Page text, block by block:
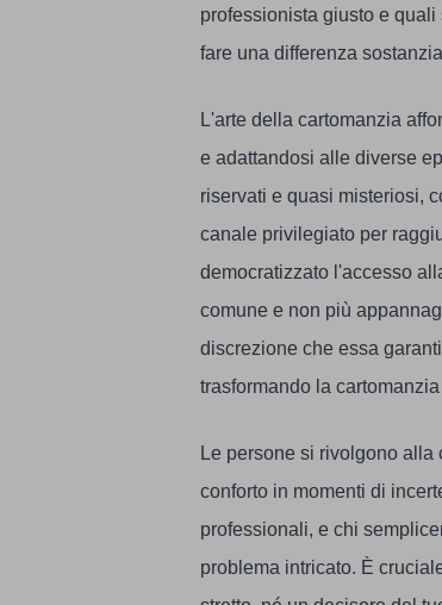
professionista giusto e
fare una differenza
L'arte della cartomanzia
e adattandosi alle diverse
riservati e quasi misteriosi,
canale privilegiato per
democratizzato l'accesso
comune e non più
discrezione che essa
trasformando la
Le persone si rivolgono
conforto in momenti di
professionali, e chi
problema intricato. È